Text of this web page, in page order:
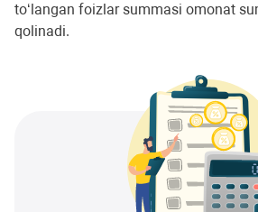
to‘langan foizlar summasi omonat
qolinadi.